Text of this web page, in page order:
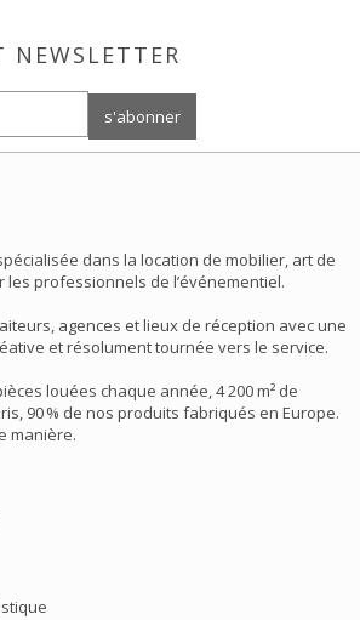
NEWSLETTER
dans la location de mobilier, art de
professionnels de l’événementiel.
agences et lieux de réception avec une
et résolument tournée vers le service.
louées chaque année, 4 200 m² de
90 % de nos produits fabriqués en Europe.
manière.